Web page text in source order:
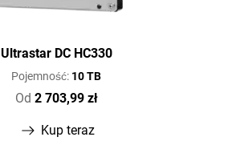
Ultrastar DC HC330
Pojemność: 10 TB
Od 2 703,99 zł
Kup teraz